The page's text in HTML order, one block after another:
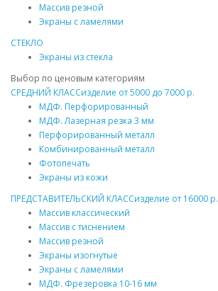
Массив резной
Экраны с ламелями
СТЕКЛО
Экраны из стекла
Выбор по ценовым категориям
СРЕДНИЙ КЛАССизделие от5000 до 7000 р.
МДФ. Перфорированный
МДФ. Лазерная резка 3 мм
Перфорированный металл
Комбинированный металл
Фотопечать
Экраны из кожи
ПРЕДСТАВИТЕЛЬСКИЙ КЛАССизделие от 16000 р.
Массив классический
Массив с тиснением
Массив резной
Экраны изогнутые
Экраны с ламелями
МДФ. Фрезеровка 10-16 мм